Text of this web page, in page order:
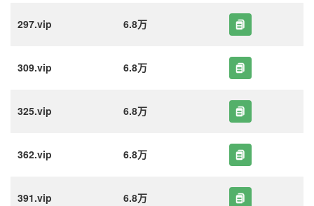
297.vip 6.8万
309.vip 6.8万
325.vip 6.8万
362.vip 6.8万
391.vip 6.8万